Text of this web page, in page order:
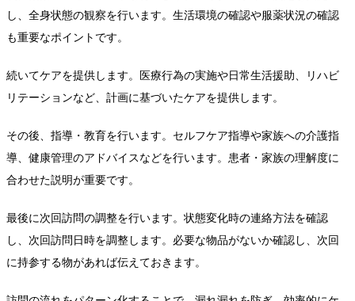
し、全身状態の観察を行います。生活環境の確認や服薬状況の確認
も重要なポイントです。
続いてケアを提供します。医療行為の実施や日常生活援助、リハビ
リテーションなど、計画に基づいたケアを提供します。
その後、指導・教育を行います。セルフケア指導や家族への介護指
導、健康管理のアドバイスなどを行います。患者・家族の理解度に
合わせた説明が重要です。
最後に次回訪問の調整を行います。状態変化時の連絡方法を確認
し、次回訪問日時を調整します。必要な物品がないか確認し、次回
に持参する物があれば伝えておきます。